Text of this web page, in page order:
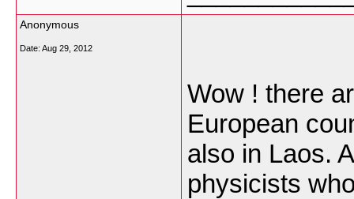
Anonymous
Date: Aug 29, 2012
Wow ! there
European
also in Laos.
physicists